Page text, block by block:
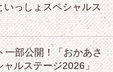
いっしょスペシャルス
一部公開！「おかあさ
ャルステージ2026」